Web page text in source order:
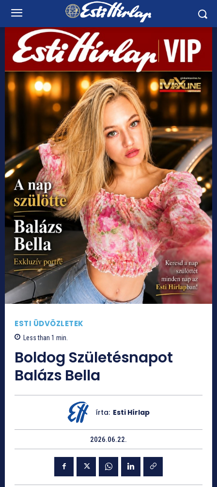
ESTI ÜDVÖZLETEK
Less than 1 min.
Boldog Születésnapot
Balázs Bella
írta: Esti Hírlap
2026.06.22.